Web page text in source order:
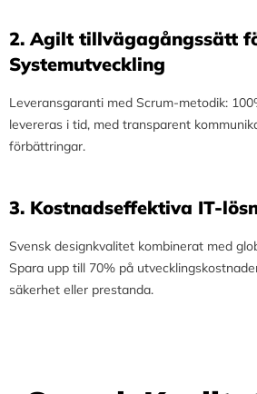
2.⁠ ⁠Agilt tillvägagångssätt
Systemutveckling
Leveransgaranti med Scrum-metodik:
levereras i tid, med transparent
förbättringar.
3.⁠ ⁠Kostnadseffektiva IT-
Svensk designkvalitet kombinerat med
Spara upp till 70% på
säkerhet eller prestanda.